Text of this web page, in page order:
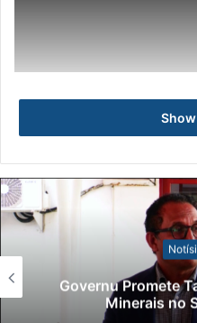
Governu Promete
Minerais no